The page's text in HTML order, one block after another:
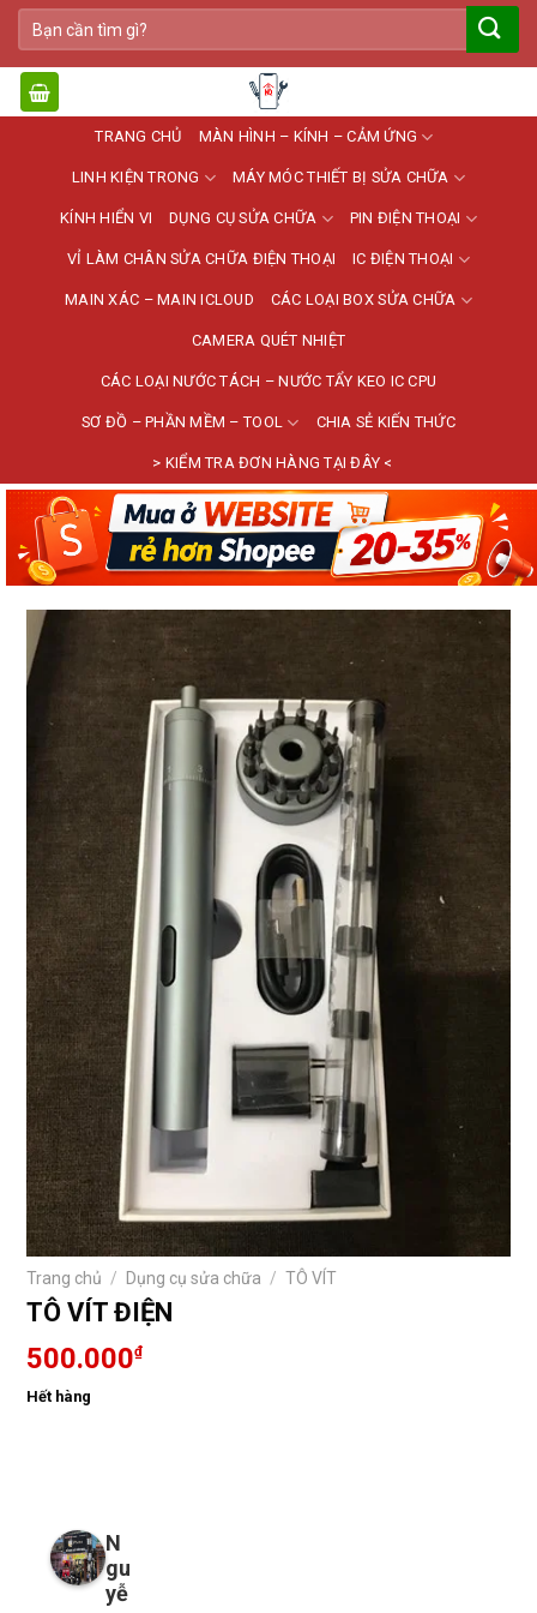
Bỏ
qua
nội
dung
Tìm
kiếm:
TRANG CHỦ MÀN HÌNH – KÍNH – CẢM ỨNG
LINH KIỆN TRONG MÁY MÓC THIẾT BỊ SỬA CHỮA
KÍNH HIỂN VI DỤNG CỤ SỬA CHỮA PIN ĐIỆN THOẠI
VỈ LÀM CHÂN SỬA CHỮA ĐIỆN THOẠI IC ĐIỆN THOẠI
MAIN XÁC – MAIN ICLOUD CÁC LOẠI BOX SỬA CHỮA
CAMERA QUÉT NHIỆT
CÁC LOẠI NƯỚC TÁCH – NƯỚC TẨY KEO IC CPU
SƠ ĐỒ – PHẦN MỀM – TOOL CHIA SẺ KIẾN THỨC
> KIỂM TRA ĐƠN HÀNG TẠI ĐÂY <
Trang chủ / Dụng cụ sửa chữa / TÔ VÍT
TÔ VÍT ĐIỆN
500.000₫
Hết hàng
N
gu
yễ